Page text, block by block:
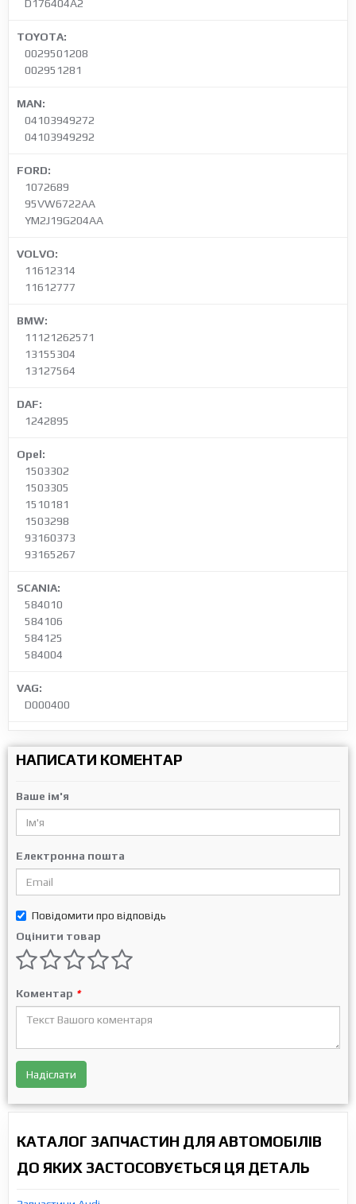
D176404A2
TOYOTA:
0029501208
002951281
MAN:
04103949272
04103949292
FORD:
1072689
95VW6722AA
YM2J19G204AA
VOLVO:
11612314
11612777
BMW:
11121262571
13155304
13127564
DAF:
1242895
Opel:
1503302
1503305
1510181
1503298
93160373
93165267
SCANIA:
584010
584106
584125
584004
VAG:
D000400
НАПИСАТИ КОМЕНТАР
Ваше ім'я
Електронна пошта
Повідомити про відповідь
Оцінити товар
Коментар *
Надіслати
КАТАЛОГ ЗАПЧАСТИН ДЛЯ АВТОМОБІЛІВ
ДО ЯКИХ ЗАСТОСОВУЄТЬСЯ ЦЯ ДЕТАЛЬ